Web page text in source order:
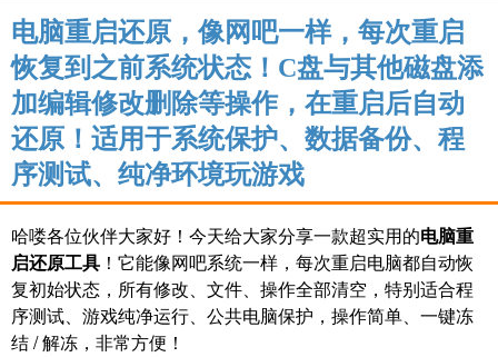
电脑重启还原，像网吧一样，每次重启
恢复到之前系统状态！C盘与其他磁盘添
加编辑修改删除等操作，在重启后自动
还原！适用于系统保护、数据备份、程
序测试、纯净环境玩游戏
哈喽各位伙伴大家好！今天给大家分享一款超实用的电脑重
启还原工具 ！它能像网吧系统一样，每次重启电脑都自动恢
复初始状态，所有修改、文件、操作全部清空，特别适合程
序测试、游戏纯净运行、公共电脑保护，操作简单、一键冻
结 / 解冻，非常方便！